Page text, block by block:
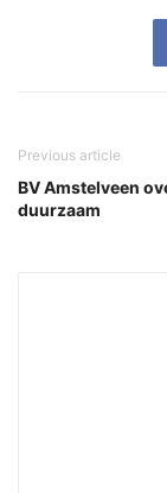
Previous article
BV Amstelveen
duurzaam